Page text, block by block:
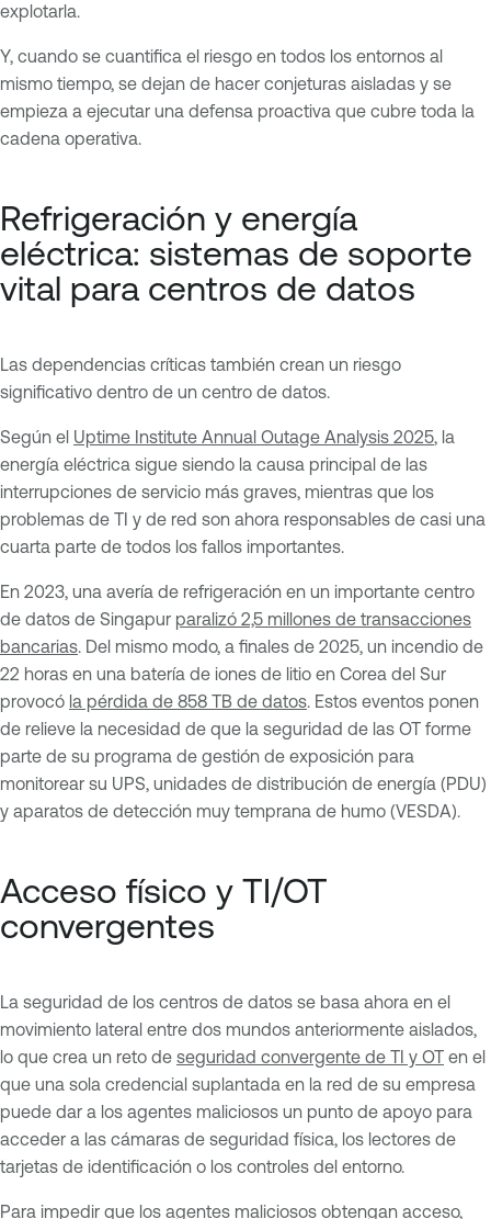
explotarla.
Y, cuando se cuantifica el riesgo en todos los entornos al
mismo tiempo, se dejan de hacer conjeturas aisladas y se
empieza a ejecutar una defensa proactiva que cubre toda la
cadena operativa.
Refrigeración y energía
eléctrica: sistemas de soporte
vital para centros de datos
Las dependencias críticas también crean un riesgo
significativo dentro de un centro de datos.
Según el Uptime Institute Annual Outage Analysis 2025, la
energía eléctrica sigue siendo la causa principal de las
interrupciones de servicio más graves, mientras que los
problemas de TI y de red son ahora responsables de casi una
cuarta parte de todos los fallos importantes.
En 2023, una avería de refrigeración en un importante centro
de datos de Singapur paralizó 2,5 millones de transacciones
bancarias. Del mismo modo, a finales de 2025, un incendio de
22 horas en una batería de iones de litio en Corea del Sur
provocó la pérdida de 858 TB de datos. Estos eventos ponen
de relieve la necesidad de que la seguridad de las OT forme
parte de su programa de gestión de exposición para
monitorear su UPS, unidades de distribución de energía (PDU)
y aparatos de detección muy temprana de humo (VESDA).
Acceso físico y TI/OT
convergentes
La seguridad de los centros de datos se basa ahora en el
movimiento lateral entre dos mundos anteriormente aislados,
lo que crea un reto de seguridad convergente de TI y OT en el
que una sola credencial suplantada en la red de su empresa
puede dar a los agentes maliciosos un punto de apoyo para
acceder a las cámaras de seguridad física, los lectores de
tarjetas de identificación o los controles del entorno.
Para impedir que los agentes maliciosos obtengan acceso,